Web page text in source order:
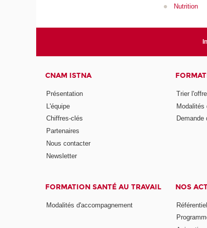
Nutrition
CNAM ISTNA
Présentation
L'équipe
Chiffres-clés
Partenaires
Nous contacter
Newsletter
Trier
Modalités
Demande
FORMATION SANTÉ AU TRAVAIL
Modalités d'accompagnement
NOS